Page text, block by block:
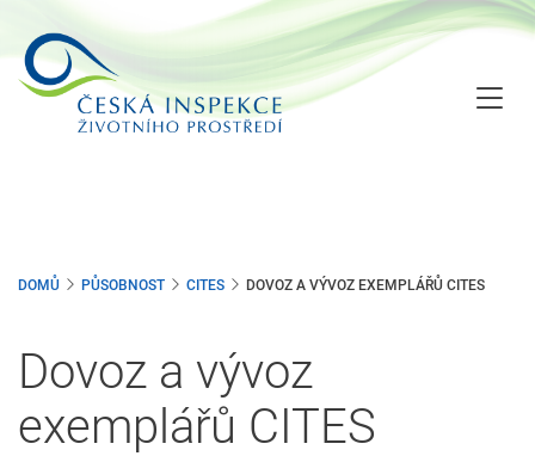
hlavnímu
obsahu
DOMŮ PŮSOBNOST CITES DOVOZ A VÝVOZ EXEMPLÁŘŮ CITES
Dovoz a vývoz
exemplářů CITES